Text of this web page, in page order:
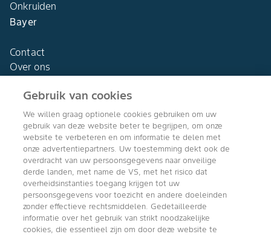
Onkruiden
Bayer
Contact
Over ons
Agro Bayer
Nederland
Volg ons
Gebruik van cookies
We willen graag optionele cookies gebruiken om uw
gebruik van deze website beter te begrijpen, om onze
website te verbeteren en om informatie te delen met
onze advertentiepartners. Uw toestemming dekt ook de
overdracht van uw persoonsgegevens naar onveilige
derde landen, met name de VS, met het risico dat
overheidsinstanties toegang krijgen tot uw
persoonsgegevens voor toezicht en andere doeleinden
zonder effectieve rechtsmiddelen. Gedetailleerde
informatie over het gebruik van strikt noodzakelijke
cookies, die essentieel zijn om door deze website te